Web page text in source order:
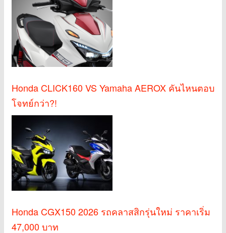
Honda CLICK160 VS Yamaha AEROX คันไหนตอบ
โจทย์กว่า?!
Honda CGX150 2026 รถคลาสสิกรุ่นใหม่ ราคาเริ่ม
47,000 บาท